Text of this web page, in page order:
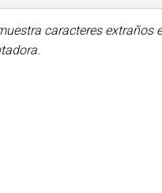
caracteres